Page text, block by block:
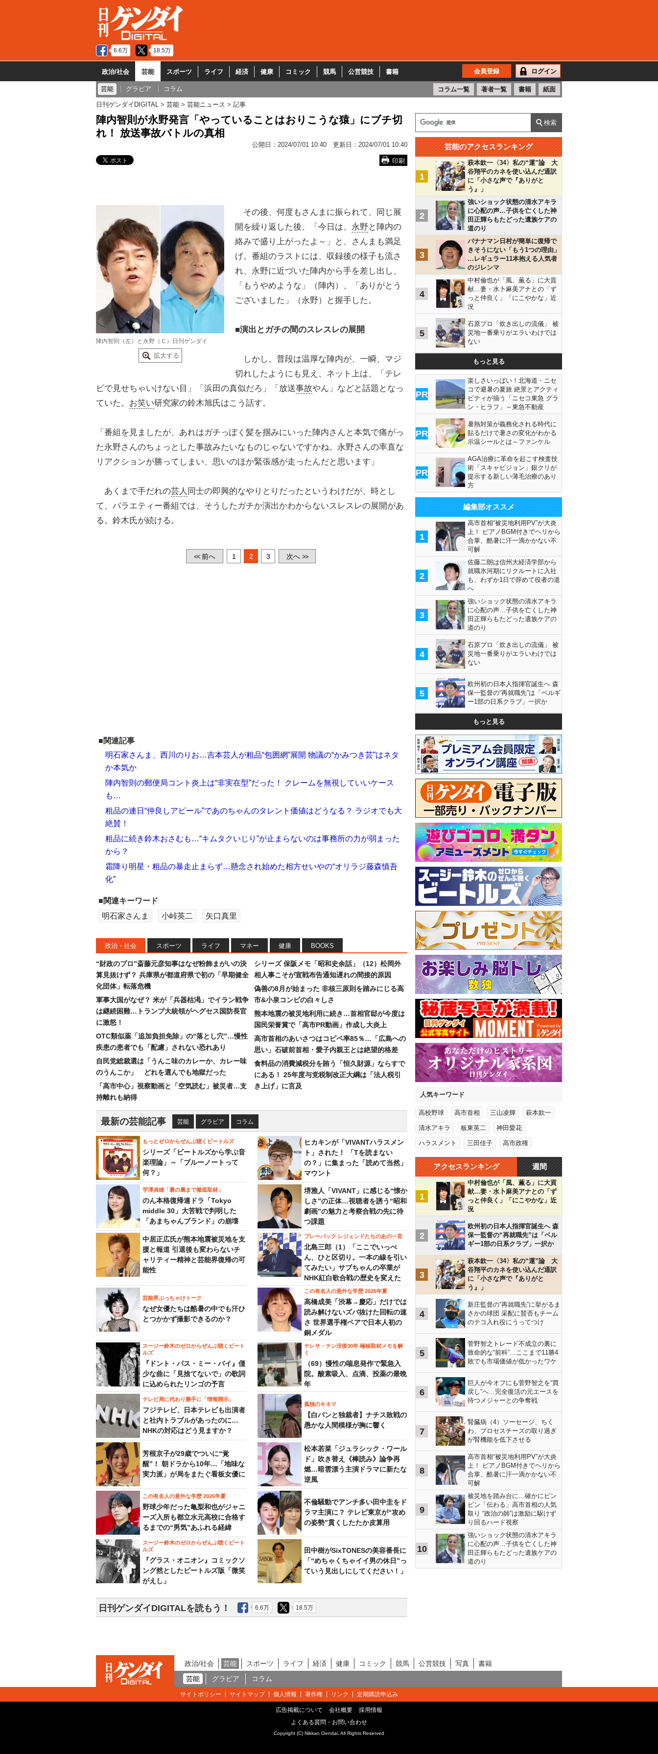
6.6万 18.5万
政治/社会 芸能 スポーツ ライフ 経済 健康 コミック 競馬 公営競技 書籍 会員登録 ログイン
芸能 グラビア コラム コラム一覧 著者一覧 書籍 紙面
日刊ゲンダイDIGITAL 芸能 芸能ニュース 記事
陣内智則が永野発言「やっていることはおりこうな猿」にブチ切
れ！ 放送事故バトルの真相
公開日： 2024/07/01 10:40 更新日： 2024/07/01 10:40
印刷
陣内智則（左）と永野（Ｃ）日刊ゲンダイ
拡大する
その後、何度もさんまに振られて、同じ展
開を繰り返した後、「今日は、 永野 と陣内の
絡みで盛り上がったよ～」と、さんまも満足
げ。番組のラストには、収録後の様子も流さ
れ、永野に近づいた陣内から手を差し出し、
「もうやめような」（陣内）、「ありがとう
ございました」（永野）と握手した。
■演出とガチの間のスレスレの展開
しかし、普段は温厚な陣内が、一瞬、マジ
切れしたようにも見え、ネット上は、「テレ
ビで見せちゃいけない目」「浜田の真似だろ」「放送事故やん」などと話題となっ
ていた。 お笑い研究家の鈴木旭氏はこう話す。
「番組を見ましたが、あれはガチっぽく髪を掴みにいった陣内さんと本気で痛がっ
た永野さんのちょっとした事故みたいなものじゃないですかね。永野さんの率直な
リアクションが勝ってしまい、思いのほか緊張感が走ったんだと思います」
あくまで手だれの芸人 同士の即興的なやりとりだったというわけだが、時とし
て、バラエティー番組では、そうしたガチか演出かわからないスレスレの展開があ
る。鈴木氏が続ける。
<<前へ 1 2 3 次へ >>
■関連記事
明石家さんま、西川のりお…吉本芸人が粗品“包囲網”展開 物議の“かみつき芸”はネタ
か本気か
陣内智則の郵便局コント炎上は“非実在型”だった！ クレームを無視していいケース
も…
粗品の連日“仲良しアピール”であのちゃんのタレント価値はどうなる？ ラジオでも大
絶賛！
粗品に続き鈴木おさむも…“キムタクいじり”が止まらないのは事務所の力が弱まった
から？
霜降り明星・粗品の暴走止まらず…懸念され始めた相方せいやの“オリラジ藤森慎吾
化”
■関連キーワード
明石家さんま
小峠英二 矢口真里
政治・社会 スポーツ ライフ マネー 健康 BOOKS
“財政のプロ”斎藤元彦知事はなぜ粉飾まがいの決
算見抜けず？ 兵庫県が都道府県で初の「早期健全
化団体」転落危機
軍事大国がなぜ？ 米が「兵器枯渇」でイラン戦争
は継続困難…トランプ大統領がヘグセス国防長官
に激怒！
OTC類似薬「追加負担免除」の“落とし穴”…慢性
疾患の患者でも「配慮」されない恐れあり
自民党総裁選は「うんこ味のカレーか、カレー味
のうんこか」 どれを選んでも地獄だった
「高市中心」視察動画と「空気読む」被災者…支
持離れも納得
シリーズ 保阪メモ「昭和史余話」（12）松岡外
相人事こそが宣戦布告通知遅れの間接的原因
偽善の8月が始まった 非核三原則を踏みにじる高
市&小泉コンビの白々しさ
熊本地震の被災地利用に続き…首相官邸が今度は
国民栄誉賞で「高市PR動画」作成し大炎上
高市首相のあいさつはコピペ率85％…「広島への
思い」石破前首相・愛子内親王とは絶望的格差
食料品の消費減税分を賄う「恒久財源」ならすで
にある！ 25年度与党税制改正大綱は「法人税引
き上げ」に言及
最新の芸能記事 芸能 グラビア コラム
もっとゼロからぜんぶ聴くビートルズ
シリーズ「ビートルズから学ぶ音
楽理論」～「ブルーノートって
何？」
ヒカキンが「VIVANTハラスメン
ト」された！ 「Tを読まない
の？」に集まった「読めて当然」
マウント
芋澤貞雄「裏の裏まで徹底取材」
のん本格復帰連ドラ「Tokyo
middle 30」大苦戦で判明した
「あまちゃんブランド」の崩壊
堺雅人「VIVANT」に感じる“懐か
しさ”の正体…視聴者を誘う“昭和
劇画”の魅力と考察合戦の先に待
つ課題
中居正広氏が熊本地震被災地を支
援と報道 引退後も変わらないチ
ャリティー精神と芸能界復帰の可
能性
プレーバック レジェンドたちのあの一言
北島三郎（1）「ここでいっぺ
ん、ひと区切り。一本の線を引い
てみたい」サブちゃんの卒業が
NHK紅白歌合戦の歴史を変えた
芸能界ぶっちゃけトーク
なぜ女優たちは酷暑の中でも汗ひ
とつかかず撮影できるのか？
この有名人の意外な学歴 2026年夏
高橋成美「渋幕→慶応」だけでは
読み解けないズバ抜けた回転の速
さ 世界選手権ペアで日本人初の
銅メダル
スージー鈴木のゼロからぜんぶ聴くビート
ルズ
『ドント・パス・ミー・バイ』僅
少な曲に「見捨てないで」の歌詞
に込められたリンゴの予言
テレサ・テン没後30年 極秘取材メモを解
く
（69）慢性の喘息発作で緊急入
院。酸素吸入、点滴、投薬の最晩
年
テレビ局に代わり勝手に「情報開示」
フジテレビ、日本テレビも出演者
と社内トラブルがあったのに…
NHKの対応はどう見ますか？
孤独のキネマ
【白パンと独裁者】ナチス敗戦の
愚かな人間模様が胸に響く
芳根京子が29歳でついに“覚
醒”！ 朝ドラから10年…「地味な
実力派」が局をまたぐ看板女優に
松本若菜「ジュラシック・ワール
ド」吹き替え《棒読み》論争再
燃…暗雲漂う主演ドラマに新たな
逆風
この有名人の意外な学歴 2026年夏
野球少年だった亀梨和也がジャニ
ーズ入所も都立水元高校に合格す
るまでの“男気”あふれる経緯
不倫騒動でアンチ多い田中圭をド
ラマ主演に？ テレビ東京が“攻め
の姿勢”貫くしたたか皮算用
スージー鈴木のゼロからぜんぶ聴くビート
ルズ
『グラス・オニオン』コミックソ
ング然としたビートルズ版「微笑
がえし」
田中樹がSixTONESの美容番長に
「“めちゃくちゃイイ男の休日”っ
ていう見出しにしてください！」
日刊ゲンダイDIGITALを読もう！ 6.6万 18.5万
芸能のアクセスランキング
1
萩本欽一〈34〉私の“運”論 大
谷翔平のカネを使い込んだ通訳
に「小さな声で『ありがと
う』」
2
強いショック状態の清水アキラ
に心配の声…子供を亡くした神
田正輝らもたどった遺族ケアの
道のり
3
バナナマン日村が簡単に復帰で
きそうにない「もう1つの理由」
…レギュラー11本抱える人気者
のジレンマ
4
中村倫也が「風、薫る」に大貢
献…妻・水卜麻美アナとの「ず
っと仲良く」「にこやかな」近
況
5
石原プロ「炊き出しの流儀」 被
災地一番乗りがエラいわけでは
ない
もっと見る
PR
楽しさいっぱい！北海道・ニセ
コで避暑の夏旅 絶景とアクティ
ビティが揃う「ニセコ東急 グラ
ン・ヒラフ」～東急不動産
PR
暑熱対策が義務化される時代に
貼るだけで暑さの変化がわかる
示温シールとは～ファンケル
PR
AGA治療に革命を起こす検査技
術「スキャビジョン」銀クリが
提示する新しい薄毛治療のあり
方
編集部オススメ
1
高市首相“被災地利用PV”が大炎
上！ ピアノBGM付きでヘリから
合掌、酷暑に汗一滴かかない不
可解
2
佐藤二朗は信州大経済学部から
就職氷河期にリクルートに入社
も、わずか1日で辞めて役者の道
へ
3
強いショック状態の清水アキラ
に心配の声…子供を亡くした神
田正輝らもたどった遺族ケアの
道のり
4
石原プロ「炊き出しの流儀」 被
災地一番乗りがエラいわけでは
ない
5
欧州初の日本人指揮官誕生へ 森
保一監督の“再就職先”は「ベルギ
ー1部の日系クラブ」一択か
もっと見る
人気キーワード
高校野球 高市首相 三山凌輝 萩本欽一
清水アキラ 板東英二 神田愛花
ハラスメント 三田佳子 高市政権
アクセスランキング 週間
1
中村倫也が「風、薫る」に大貢
献…妻・水卜麻美アナとの「ず
っと仲良く」「にこやかな」近
況
2
欧州初の日本人指揮官誕生へ 森
保一監督の“再就職先”は「ベル
ギー1部の日系クラブ」一択か
3
萩本欽一〈34〉私の“運”論 大
谷翔平のカネを使い込んだ通訳
に「小さな声で『ありがと
う』」
4
新庄監督の“再就職先”に挙がるま
さかの球団 采配に賛否もチーム
のテコ入れ役にうってつけ
5
菅野智之トレード不成立の裏に
致命的な“前科”…ここまで11勝4
敗でも市場価値が低かったワケ
6
巨人が今オフにも菅野智之を“買
戻し”へ…完全復活の元エースを
待つメジャーとの争奪戦
7
腎臓病（4）ソーセージ、ちく
わ、プロセスチーズの取り過ぎ
が腎機能を低下させる
8
高市首相“被災地利用PV”が大炎
上！ ピアノBGM付きでヘリから
合掌、酷暑に汗一滴かかない不
可解
9
被災地を踏み台に…確かにビン
ビン「伝わる」高市首相の人気
取り “政治の師”は激励に駆けず
り回るハード視察
10
強いショック状態の清水アキラ
に心配の声…子供を亡くした神
田正輝らもたどった遺族ケアの
道のり
政治/社会 芸能 スポーツ ライフ 経済 健康 コミック 競馬 公営競技 写真
書籍
芸能
グラビア コラム
サイトポリシー サイトマップ 個人情報 著作権 リンク 定期購読申込み
広告掲載について 会社概要
採用情報
よくある質問・お問い合わせ
Copyright (C) Nikkan Gendai. All Rights Reserved